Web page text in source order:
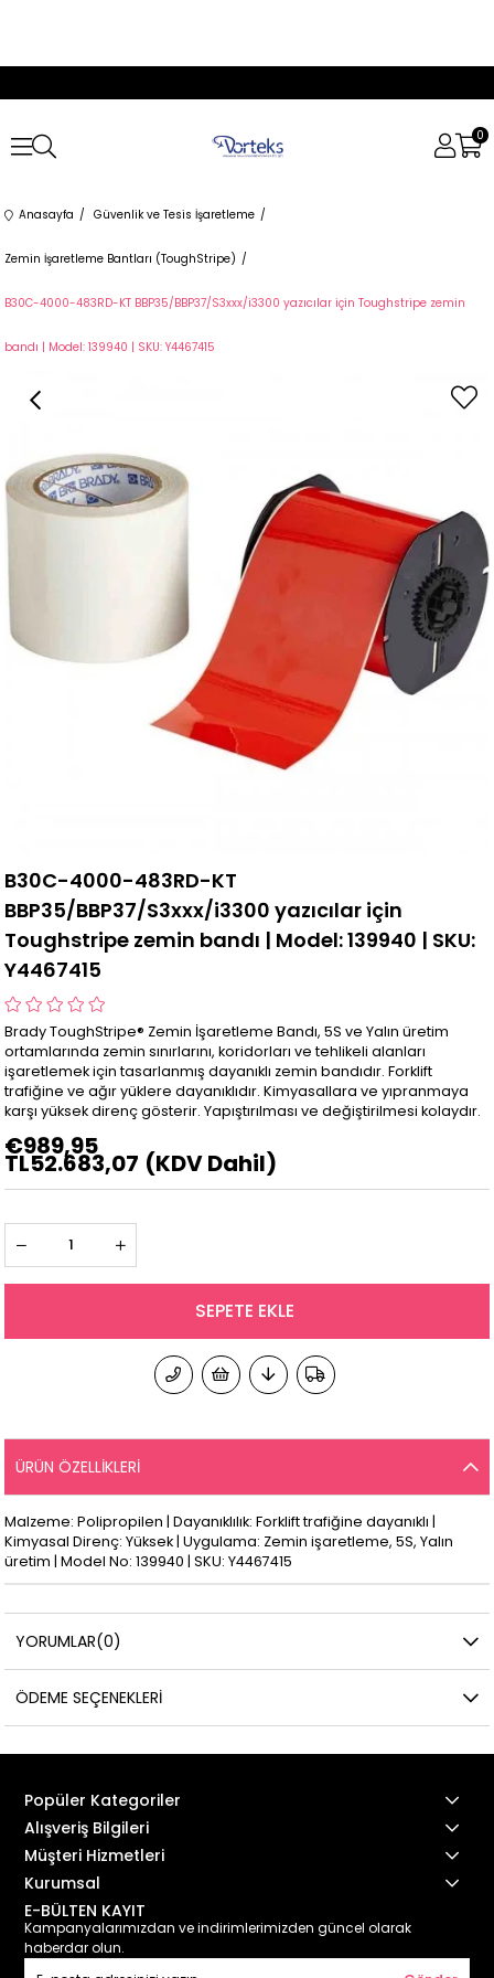
0
Anasayfa Güvenlik ve Tesis İşaretleme
Zemin İşaretleme Bantları (ToughStripe)
B30C-4000-483RD-KT BBP35/BBP37/S3xxx/i3300 yazıcılar için Toughstripe zemin
bandı | Model: 139940 | SKU: Y4467415
B30C-4000-483RD-KT
BBP35/BBP37/S3xxx/i3300 yazıcılar için
Toughstripe zemin bandı | Model: 139940 | SKU:
Y4467415
Brady ToughStripe® Zemin İşaretleme Bandı, 5S ve Yalın üretim
ortamlarında zemin sınırlarını, koridorları ve tehlikeli alanları
işaretlemek için tasarlanmış dayanıklı zemin bandıdır. Forklift
trafiğine ve ağır yüklere dayanıklıdır. Kimyasallara ve yıpranmaya
karşı yüksek direnç gösterir. Yapıştırılması ve değiştirilmesi kolaydır.
€989,95
TL52.683,07 (KDV Dahil)
ÜRÜN ÖZELLIKLERI
Malzeme: Polipropilen | Dayanıklılık: Forklift trafiğine dayanıklı |
Kimyasal Direnç: Yüksek | Uygulama: Zemin işaretleme, 5S, Yalın
üretim | Model No: 139940 | SKU: Y4467415
YORUMLAR(0)
ÖDEME SEÇENEKLERI
Popüler Kategoriler
Alışveriş Bilgileri
Müşteri Hizmetleri
Kurumsal
E-BÜLTEN KAYIT
Kampanyalarımızdan ve indirimlerimizden güncel olarak
haberdar olun.